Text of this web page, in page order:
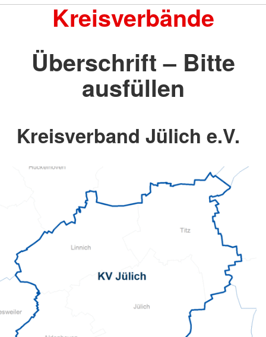
Kreisverbände
Überschrift – Bitte
ausfüllen
Kreisverband Jülich e.V.